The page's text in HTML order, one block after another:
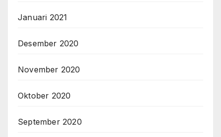
Januari 2021
Desember 2020
November 2020
Oktober 2020
September 2020